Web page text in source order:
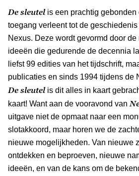
De sleutel is een prachtig
toegang verleent tot de
Nexus. Deze wordt gevormd door
ideeën die gedurende de decennia
liefst 99 edities van het tijdschrift,
publicaties en sinds 1994 tijdens de
De sleutel is dit alles in kaart
kaart! Want aan de vooravond van
uitgave niet de opmaat naar een
slotakkoord, maar horen we de
nieuwe mogelijkheden. Van nieuwe
ontdekken en beproeven, nieuwe
ideeën, en van de kans om de